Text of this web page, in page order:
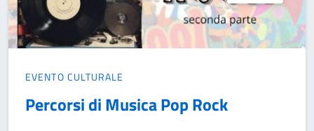
EVENTO CULTURALE
Percorsi di Musica Pop Rock